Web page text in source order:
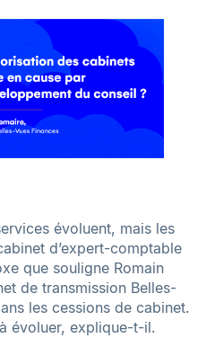
évoluent, mais les
d’expert-comptable
que souligne Romain
de transmission Belles-
les cessions de cabinet.
évoluer, explique-t-il.